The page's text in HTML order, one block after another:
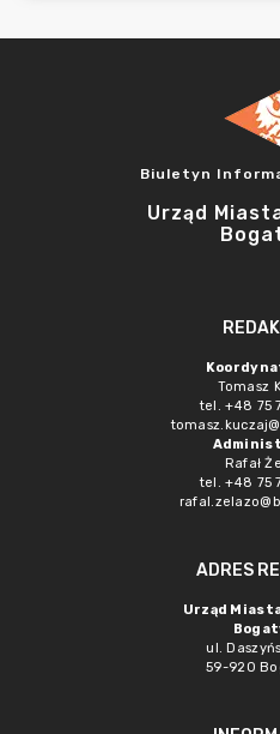
Biuletyn
Urząd
Tomasz
tel. +48 75
Rafał
tel. +48 75
ADRES
Urząd
ul.
59-920